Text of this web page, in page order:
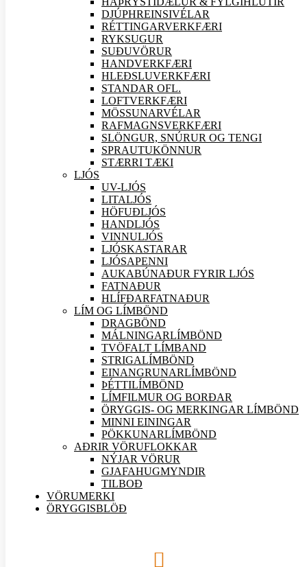
DJÚPHREINSIVÉLAR
RÉTTINGARVERKFÆRI
RYKSUGUR
SUÐUVÖRUR
HANDVERKFÆRI
HLEÐSLUVERKFÆRI
STANDAR OFL.
LOFTVERKFÆRI
MÖSSUNARVÉLAR
RAFMAGNSVERKFÆRI
SLÖNGUR, SNÚRUR OG TENGI
SPRAUTUKÖNNUR
STÆRRI TÆKI
LJÓS
UV-LJÓS
LITALJÓS
HÖFUÐLJÓS
HANDLJÓS
VINNULJÓS
LJÓSKASTARAR
LJÓSAPENNI
AUKABÚNAÐUR FYRIR LJÓS
FATNAÐUR
HLÍFÐARFATNAÐUR
LÍM OG LÍMBÖND
DRAGBÖND
MÁLNINGARLÍMBÖND
TVÖFALT LÍMBAND
STRIGALÍMBÖND
EINANGRUNARLÍMBÖND
ÞÉTTILÍMBÖND
LÍMFILMUR OG BORÐAR
ÖRYGGIS- OG MERKINGAR LÍMBÖND
MINNI EININGAR
PÖKKUNARLÍMBÖND
AÐRIR VÖRUFLOKKAR
NÝJAR VÖRUR
GJAFAHUGMYNDIR
TILBOÐ
VÖRUMERKI
ÖRYGGISBLÖÐ
